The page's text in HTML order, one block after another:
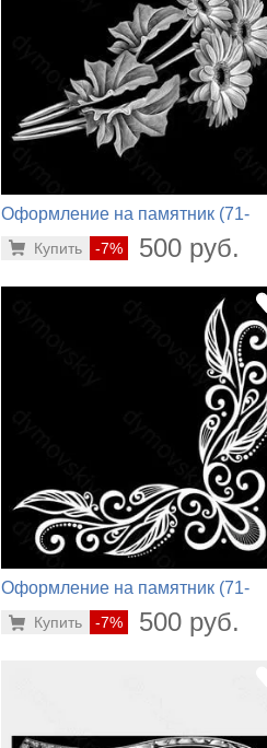
Оформление на памятник (71-
-7% 500 руб.
Купить
Оформление на памятник (71-
-7% 500 руб.
Купить